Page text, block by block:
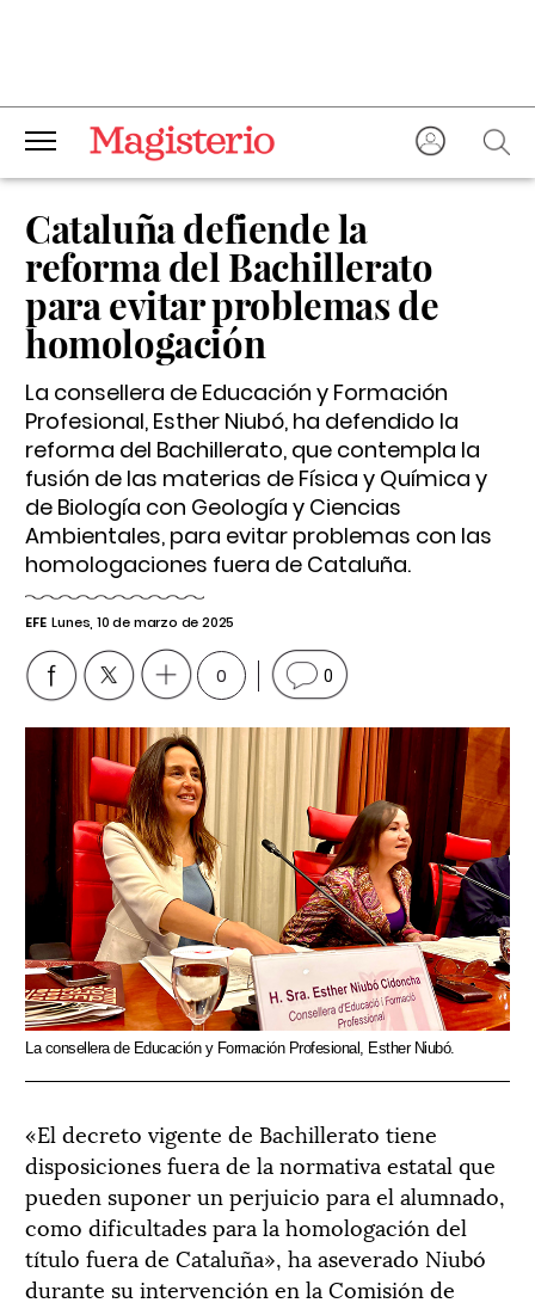
Cataluña defiende la
reforma del Bachillerato
para evitar problemas de
homologación
La consellera de Educación y Formación
Profesional, Esther Niubó, ha defendido la
reforma del Bachillerato, que contempla la
fusión de las materias de Física y Química y
de Biología con Geología y Ciencias
Ambientales, para evitar problemas con las
homologaciones fuera de Cataluña.
EFE Lunes, 10 de marzo de 2025
0 0
La consellera de Educación y Formación Profesional, Esther Niubó.
«El decreto vigente de Bachillerato tiene
disposiciones fuera de la normativa estatal que
pueden suponer un perjuicio para el alumnado,
como dificultades para la homologación del
título fuera de Cataluña», ha aseverado Niubó
durante su intervención en la Comisión de